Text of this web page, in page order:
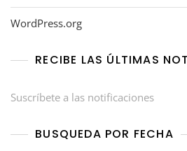
WordPress.org
RECIBE LAS ÚLTIMAS
Suscríbete a las notificaciones
BUSQUEDA POR FECHA